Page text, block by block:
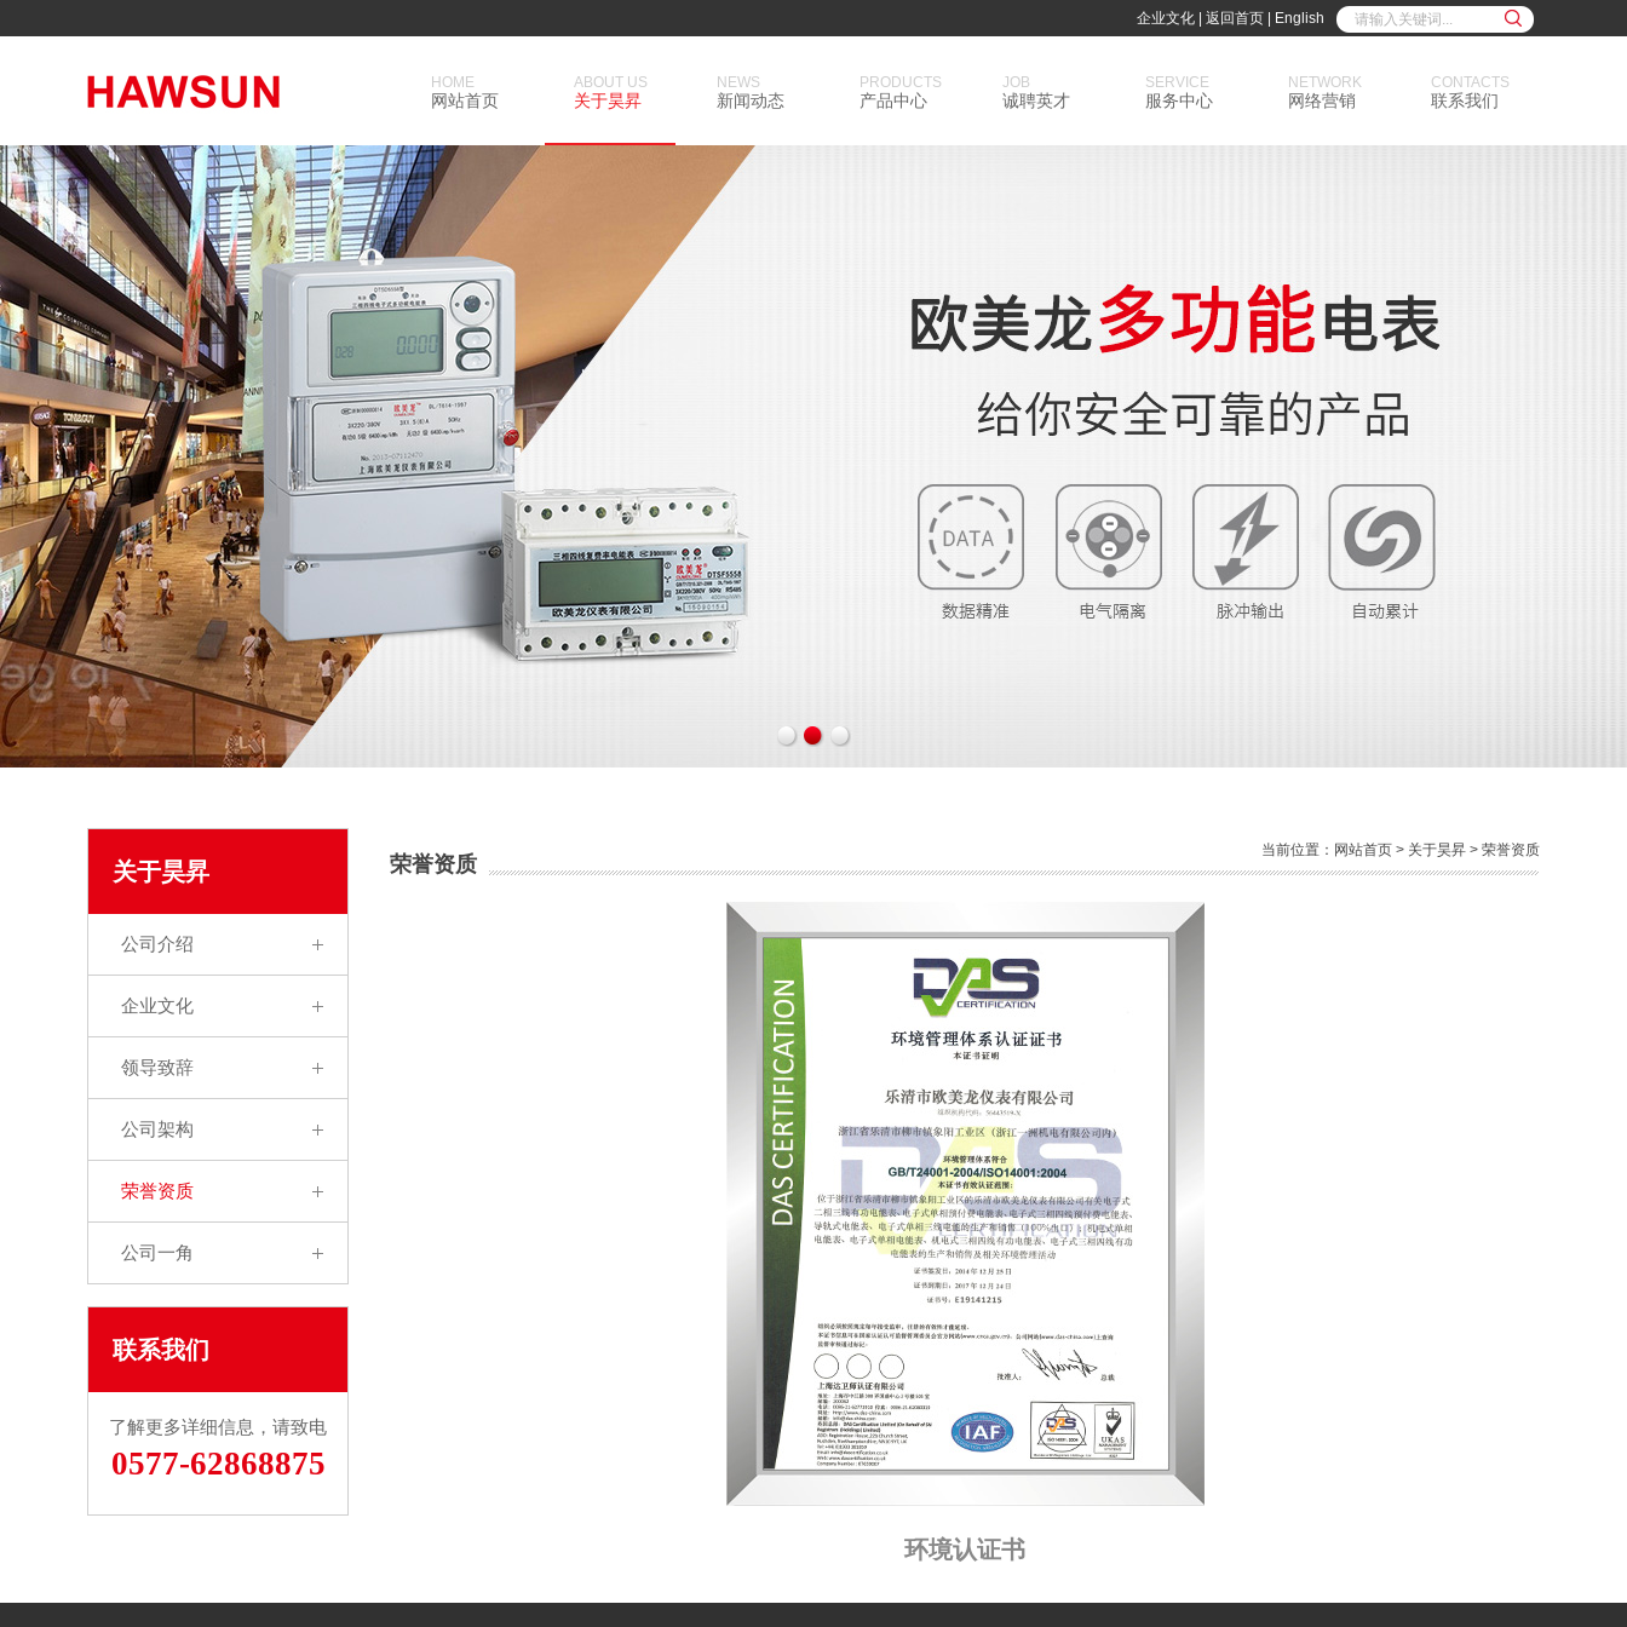
企业文化 返回首页 English
HOME
网站首页
ABOUT US
关于昊昇
NEWS
新闻动态
PRODUCTS
产品中心
JOB
诚聘英才
SERVICE
服务中心
NETWORK
网络营销
CONTACTS
联系我们
关于昊昇
公司介绍
企业文化
领导致辞
公司架构
荣誉资质
公司一角
联系我们
了解更多详细信息，请致电
0577-62868875
荣誉资质
当前位置： 网站首页 > 关于昊昇 > 荣誉资质
环境认证书